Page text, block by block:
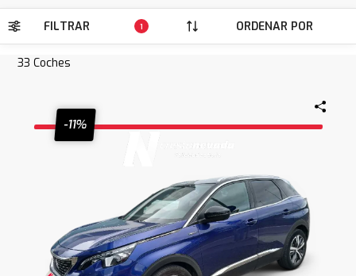
FILTRAR 1 ORDENAR POR
33 Coches
-11%